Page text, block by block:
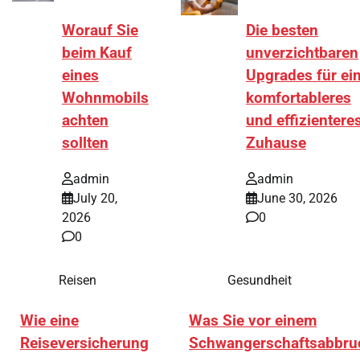
Worauf Sie
beim Kauf
eines
Wohnmobils
achten
sollten
admin
July 20,
2026
0
Die besten
unverzichtbaren
Upgrades für
komfortableres
und
Zuhause
admin
June 30, 2026
0
Reisen
Wie eine
Reiseversicherung
Gesundheit
Was Sie vor einem